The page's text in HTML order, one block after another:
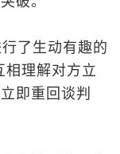
了生动有趣的
相理解对方立
即重回谈判